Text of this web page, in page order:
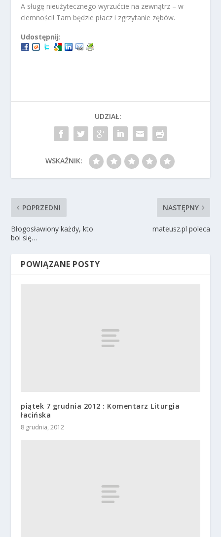
A sługę nieużytecznego wyrzućcie na zewnątrz – w
ciemności! Tam będzie płacz i zgrzytanie zębów.
Udostępnij:
UDZIAŁ:
WSKAŹNIK:
POPRZEDNI
Błogosławiony każdy, kto
boi się…
NASTĘPNY
mateusz.pl poleca
POWIĄZANE POSTY
piątek 7 grudnia 2012 : Komentarz Liturgia
łacińska
8 grudnia, 2012